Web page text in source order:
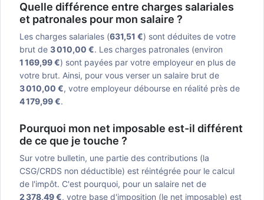
Quelle différence entre charges salariales
et patronales pour mon salaire ?
Les charges salariales (631,51 €) sont déduites de votre
brut de 3 010,00 €. Les charges patronales (environ
1 169,99 €) sont payées par votre employeur en plus de
votre brut. Ainsi, pour vous verser un salaire brut de
3 010,00 €, votre employeur débourse en réalité près de
4 179,99 €.
Pourquoi mon net imposable est-il différent
de ce que je touche ?
Sur votre bulletin, une partie des contributions (la
CSG/CRDS non déductible) est réintégrée pour le calcul
de l'impôt. C'est pourquoi, pour un salaire net de
2 378,49 €, votre base d'imposition (le net imposable) est